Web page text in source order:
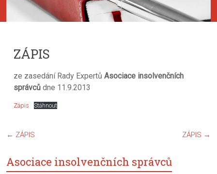
ZÁPIS
ze zasedání Rady Expertů Asociace insolvenčních
správců dne 11.9.2013
Zápis Stáhnout
← ZÁPIS ZÁPIS →
Asociace insolvenčních správců